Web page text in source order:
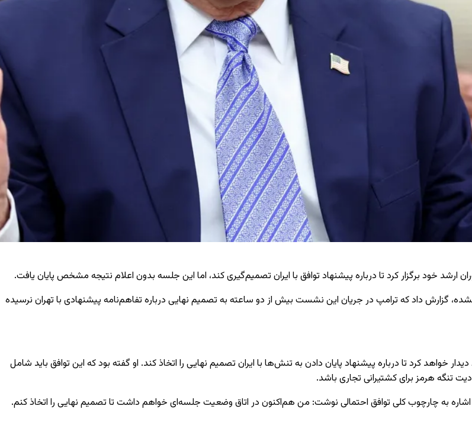
خود برگزار کرد تا درباره پیشنهاد توافق با ایران تصمیم‌گیری کند، اما این جلسه بدون اعلام نتیجه مشخص پایان یافت.
گزارش داد که ترامپ در جریان این نشست بیش از دو ساعته به تصمیم نهایی درباره تفاهم‌نامه پیشنهادی با تهران نرسیده
کرد تا درباره پیشنهاد پایان دادن به تنش‌ها با ایران تصمیم نهایی را اتخاذ کند. او گفته بود که این توافق باید شامل
تنگه هرمز برای کشتیرانی تجاری باشد.
به چارچوب کلی توافق احتمالی نوشت: من هم‌اکنون در اتاق وضعیت جلسه‌ای خواهم داشت تا تصمیم نهایی را اتخاذ کنم.